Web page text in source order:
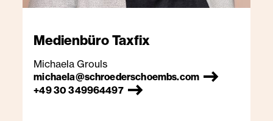
MedienbüroTaxfix
Michaela Grouls
michaela@schroederschoembs.com
+49 30 349964497